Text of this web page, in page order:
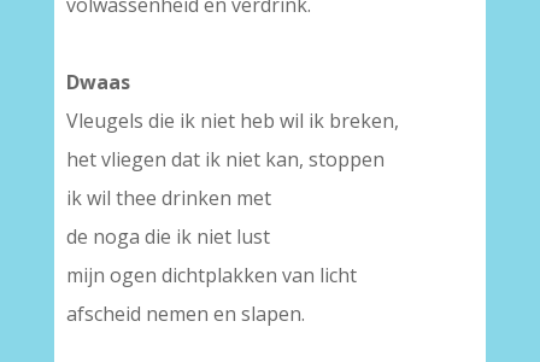
Dwaas
Vleugels die ik niet heb wil ik breken,
het vliegen dat ik niet kan, stoppen
ik wil thee drinken met
de noga die ik niet lust
mijn ogen dichtplakken van licht
afscheid nemen en slapen.